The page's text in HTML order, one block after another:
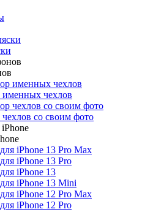
именных чехлов
со своим фото
iPhone 13 Pro Max
iPhone 13 Pro
iPhone 13
iPhone 13 Mini
iPhone 12 Pro Max
iPhone 12 Pro